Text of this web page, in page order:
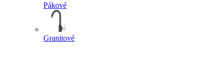
Pákové
Granitové